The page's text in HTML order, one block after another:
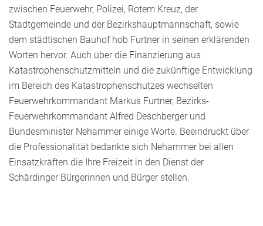
zwischen Feuerwehr, Polizei, Rotem Kreuz, der
Stadtgemeinde und der Bezirkshauptmannschaft, sowie
dem städtischen Bauhof hob Furtner in seinen erklärenden
Worten hervor. Auch über die Finanzierung aus
Katastrophenschutzmitteln und die zukünftige Entwicklung
im Bereich des Katastrophenschutzes wechselten
Feuerwehrkommandant Markus Furtner, Bezirks-
Feuerwehrkommandant Alfred Deschberger und
Bundesminister Nehammer einige Worte. Beeindruckt über
die Professionalität bedankte sich Nehammer bei allen
Einsatzkräften die Ihre Freizeit in den Dienst der
Schärdinger Bürgerinnen und Bürger stellen.